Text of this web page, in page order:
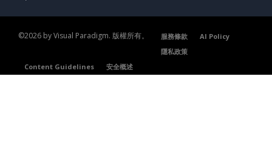
©2026 by Visual Paradigm. 版權所有。 服務條款
AI Policy
隱私政策
Content Guidelines
安全概述